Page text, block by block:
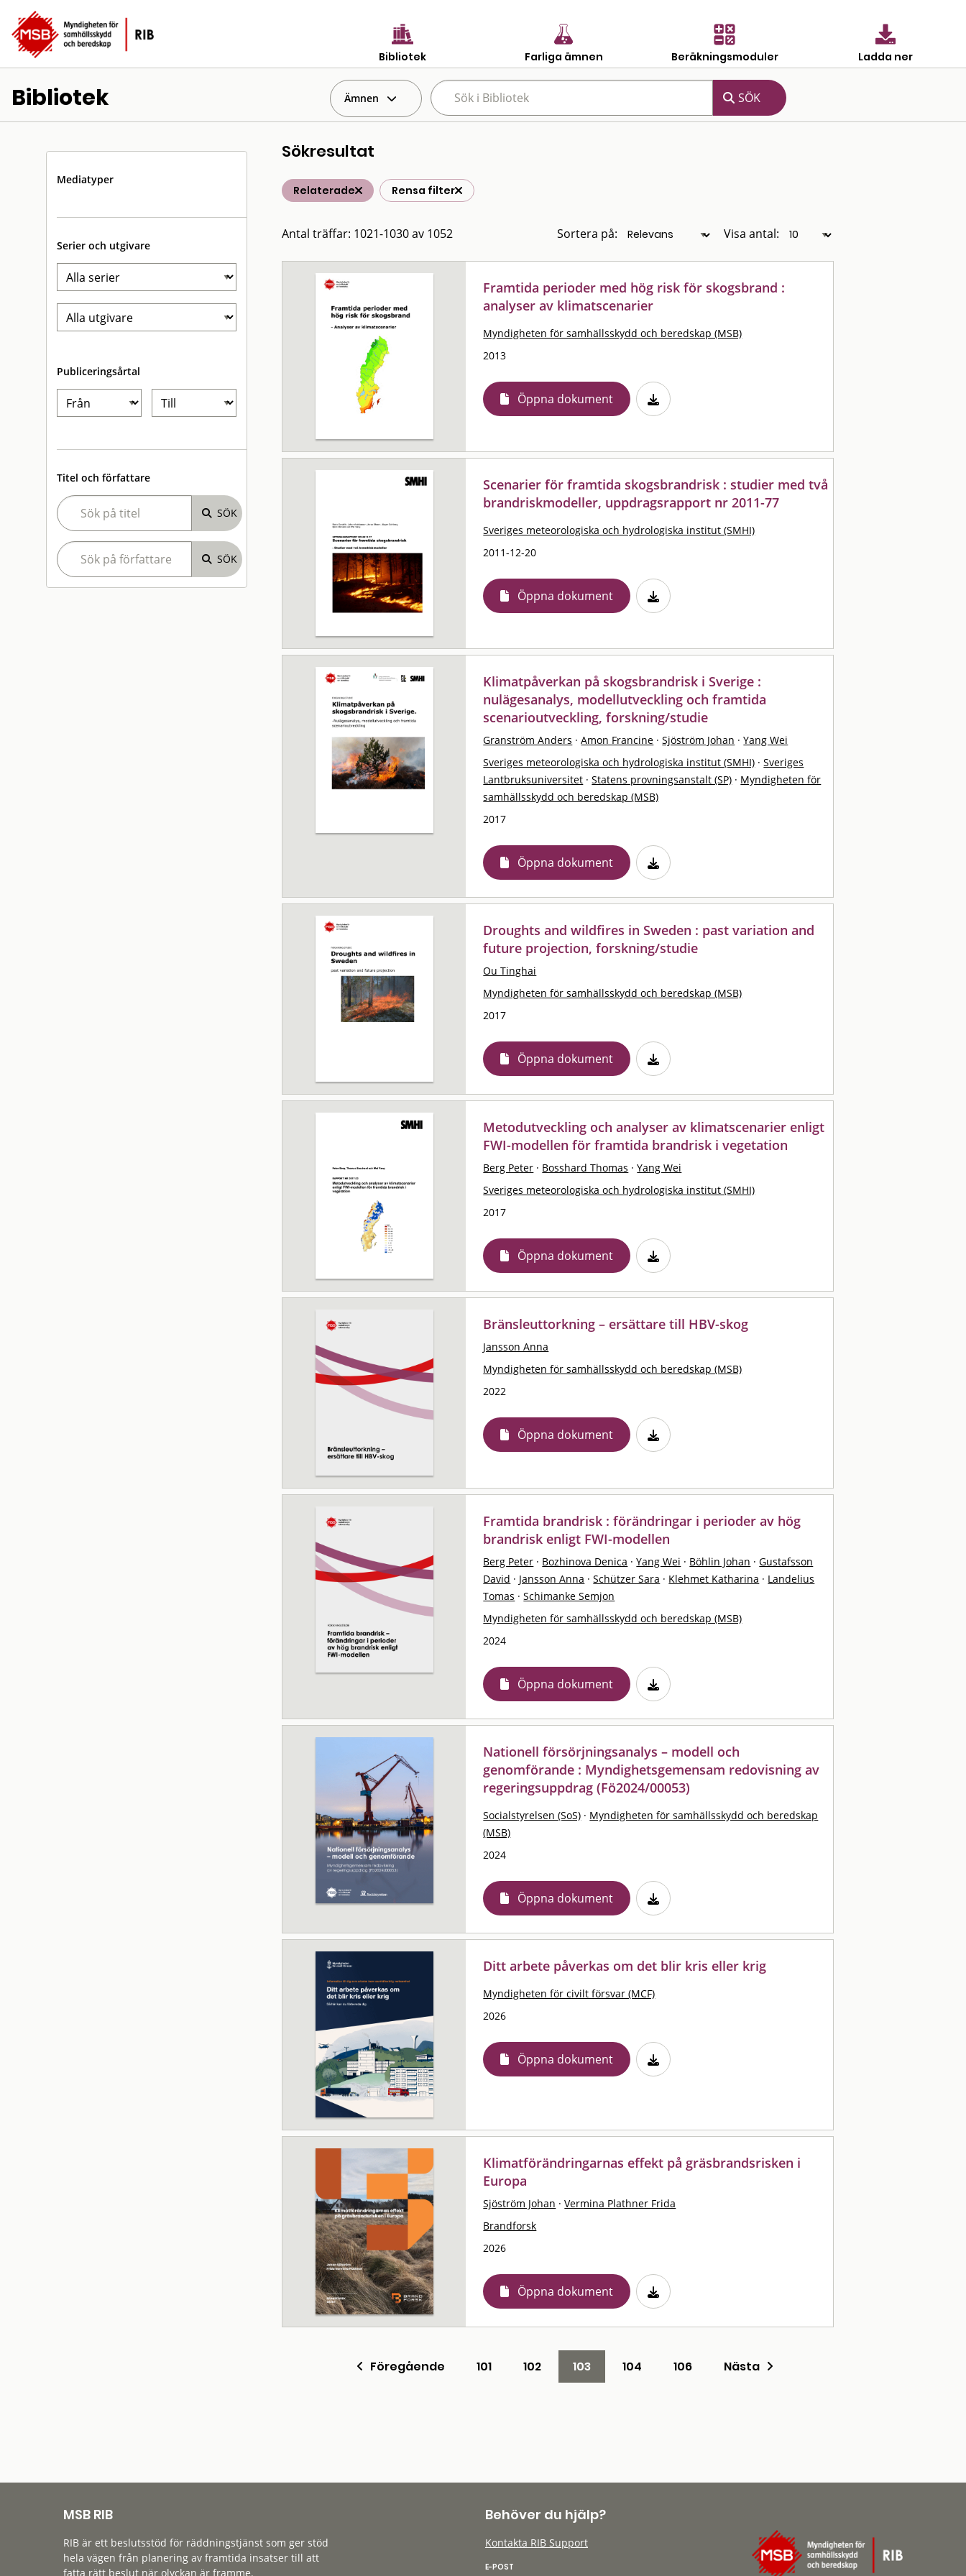
Bibliotek Farliga ämnen Beräkningsmoduler Ladda ner
Bibliotek Ämnen
Mediatyper
Serier och utgivare
Publiceringsårtal
Titel och författare
Sökresultat
Relaterade Rensa filter
Antal träffar: 1021-1030 av 1052 Sortera på: Visa antal:
Framtida perioder med hög risk för skogsbrand :
analyser av klimatscenarier
Myndigheten för samhällsskydd och beredskap (MSB)
2013
Öppna dokument
Scenarier för framtida skogsbrandrisk : studier med två
brandriskmodeller, uppdragsrapport nr 2011-77
Sveriges meteorologiska och hydrologiska institut (SMHI)
2011-12-20
Öppna dokument
Klimatpåverkan på skogsbrandrisk i Sverige :
nulägesanalys, modellutveckling och framtida
scenarioutveckling, forskning/studie
Granström Anders · Amon Francine · Sjöström Johan · Yang Wei
Sveriges meteorologiska och hydrologiska institut (SMHI) · Sveriges
Lantbruksuniversitet · Statens provningsanstalt (SP) · Myndigheten för
samhällsskydd och beredskap (MSB)
2017
Öppna dokument
Droughts and wildfires in Sweden : past variation and
future projection, forskning/studie
Ou Tinghai
Myndigheten för samhällsskydd och beredskap (MSB)
2017
Öppna dokument
Metodutveckling och analyser av klimatscenarier enligt
FWI-modellen för framtida brandrisk i vegetation
Berg Peter · Bosshard Thomas · Yang Wei
Sveriges meteorologiska och hydrologiska institut (SMHI)
2017
Öppna dokument
Bränsleuttorkning – ersättare till HBV-skog
Jansson Anna
Myndigheten för samhällsskydd och beredskap (MSB)
2022
Öppna dokument
Framtida brandrisk : förändringar i perioder av hög
brandrisk enligt FWI-modellen
Berg Peter · Bozhinova Denica · Yang Wei · Böhlin Johan · Gustafsson
David · Jansson Anna · Schützer Sara · Klehmet Katharina · Landelius
Tomas · Schimanke Semjon
Myndigheten för samhällsskydd och beredskap (MSB)
2024
Öppna dokument
Nationell försörjningsanalys – modell och
genomförande : Myndighetsgemensam redovisning av
regeringsuppdrag (Fö2024/00053)
Socialstyrelsen (SoS) · Myndigheten för samhällsskydd och beredskap
(MSB)
2024
Öppna dokument
Ditt arbete påverkas om det blir kris eller krig
Myndigheten för civilt försvar (MCF)
2026
Öppna dokument
Klimatförändringarnas effekt på gräsbrandsrisken i
Europa
Sjöström Johan · Vermina Plathner Frida
Brandforsk
2026
Öppna dokument
Föregående 101 102 103 104 106 Nästa
MSB RIB
RIB är ett beslutsstöd för räddningstjänst som ger stöd
hela vägen från planering av framtida insatser till att
fatta rätt beslut när olyckan är framme.
Behöver du hjälp?
Kontakta RIB Support
E-POST